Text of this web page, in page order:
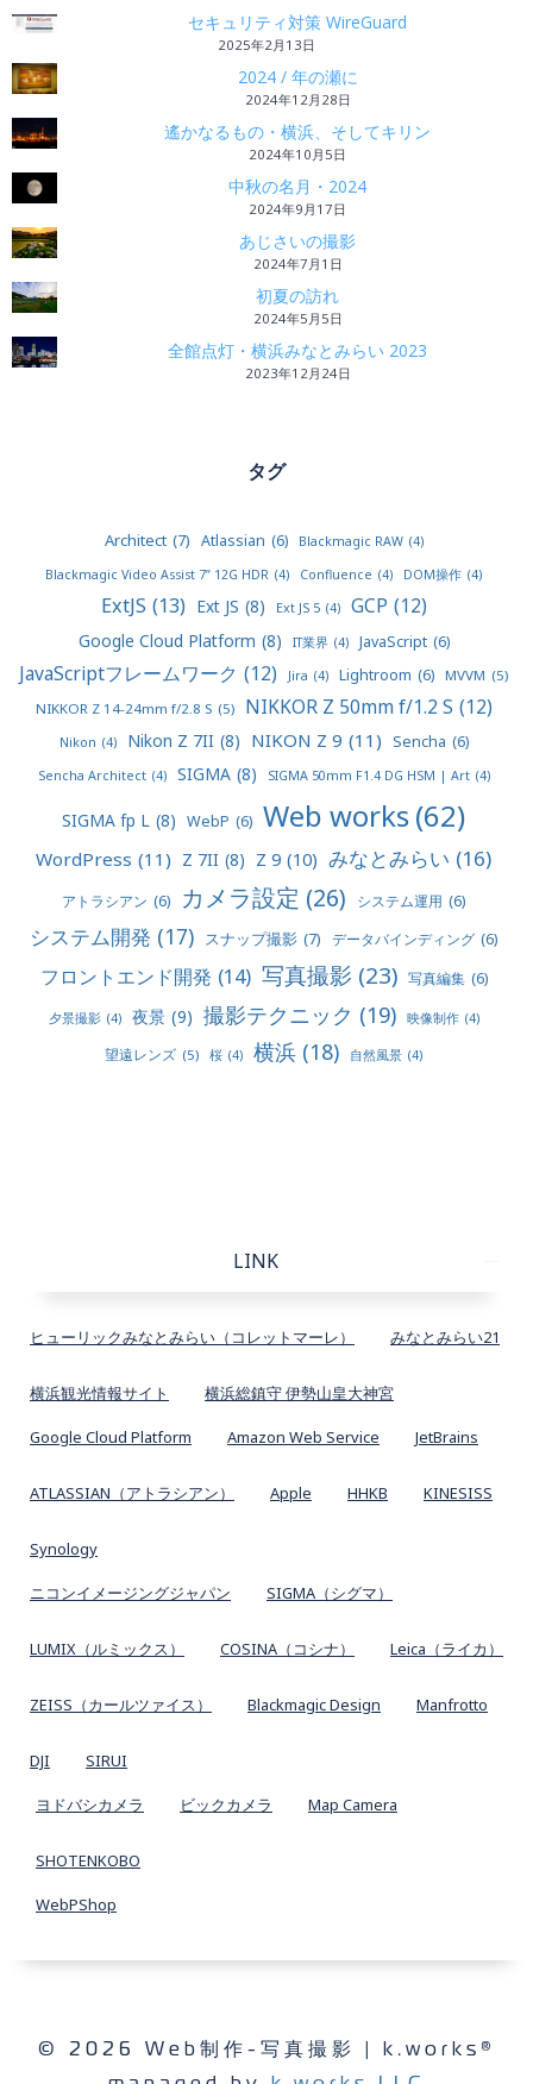
セキュリティ対策 WireGuard
2025年2月13日
2024 / 年の瀬に
2024年12月28日
遙かなるもの・横浜、そしてキリン
2024年10月5日
中秋の名月・2024
2024年9月17日
あじさいの撮影
2024年7月1日
初夏の訪れ
2024年5月5日
全館点灯・横浜みなとみらい 2023
2023年12月24日
タグ
Architect (7) Atlassian (6) Blackmagic RAW (4)
Blackmagic Video Assist 7” 12G HDR (4) Confluence (4) DOM操作 (4)
ExtJS (13) Ext JS (8) Ext JS 5 (4) GCP (12)
Google Cloud Platform (8) IT業界 (4) JavaScript (6)
JavaScriptフレームワーク (12) Jira (4) Lightroom (6) MVVM (5)
NIKKOR Z 14-24mm f/2.8 S (5) NIKKOR Z 50mm f/1.2 S (12)
Nikon (4) Nikon Z 7II (8) NIKON Z 9 (11) Sencha (6)
Sencha Architect (4) SIGMA (8) SIGMA 50mm F1.4 DG HSM | Art (4)
SIGMA fp L (8) WebP (6) Web works(62)
WordPress (11) Z 7II (8) Z 9 (10) みなとみらい (16)
アトラシアン (6) カメラ設定 (26) システム運用 (6)
システム開発 (17) スナップ撮影 (7) データバインディング (6)
フロントエンド開発 (14) 写真撮影 (23) 写真編集 (6)
夕景撮影 (4) 夜景 (9) 撮影テクニック (19) 映像制作 (4)
望遠レンズ (5) 桜 (4) 横浜 (18) 自然風景 (4)
LINK
ヒューリックみなとみらい（コレットマーレ） みなとみらい21
横浜観光情報サイト 横浜総鎮守 伊勢山皇大神宮
Google Cloud Platform Amazon Web Service JetBrains
ATLASSIAN（アトラシアン） Apple HHKB KINESISS
Synology
ニコンイメージングジャパン SIGMA（シグマ）
LUMIX（ルミックス） COSINA（コシナ） Leica（ライカ）
ZEISS（カールツァイス） Blackmagic Design Manfrotto
DJI SIRUI
ヨドバシカメラ ビックカメラ Map Camera
SHOTENKOBO
WebPShop
© 2026 Web制作-写真撮影 | k.works®